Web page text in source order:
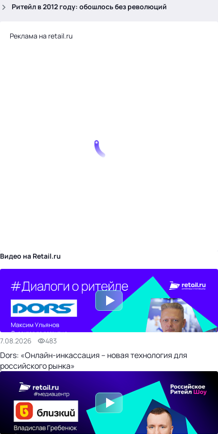
Ритейл в 2012 году: обошлось без революций
Реклама на retail.ru
Видео на Retail.ru
7.08.2026 483
Dors: «Онлайн-инкассация – новая технология для
российского рынка»